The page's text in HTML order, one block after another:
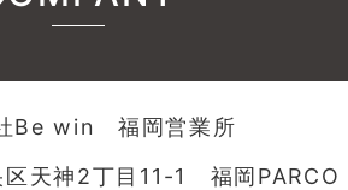
Be win 福岡営業所
区天神2丁目11-1 福岡PARCO